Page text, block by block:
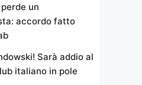
un
accordo fatto
Sarà addio al
italiano in pole